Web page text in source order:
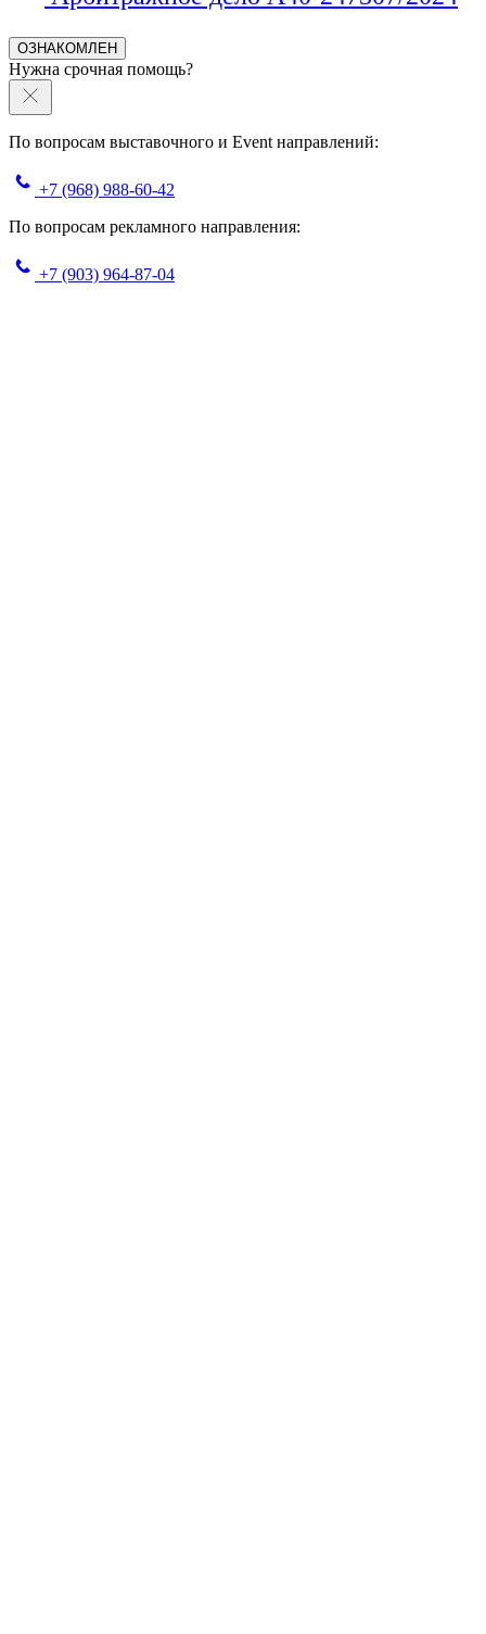
ОЗНАКОМЛЕН
Нужна срочная помощь?
По вопросам выставочного и Event направлений:
+7 (968) 988-60-42
По вопросам рекламного направления:
+7 (903) 964-87-04